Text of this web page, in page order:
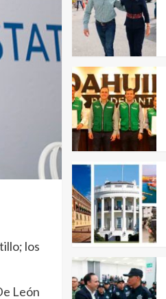
los
León